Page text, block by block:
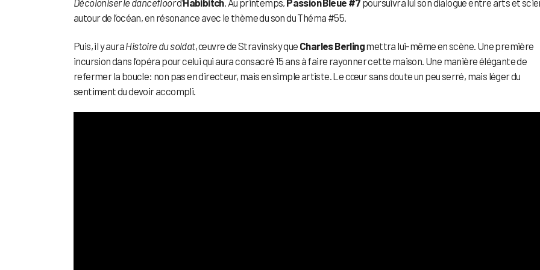
autour de l’océan, en résonance avec le thème du son du Théma #55.
Puis, il y auraHistoire du soldat, œuvre de Stravinsky que Charles Berlingmettra lui-même en scène. Une première
incursion dans l’opéra pour celui qui aura consacré 15 ans à faire rayonner cette maison. Une manière élégante de
refermer la boucle: non pas en directeur, mais en simple artiste. Le cœur sans doute un peu serré, mais léger du
sentiment du devoir accompli.